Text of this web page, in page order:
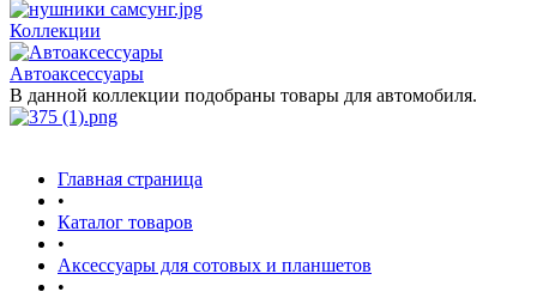
Коллекции
Автоаксессуары
В данной коллекции подобраны товары для автомобиля.
Главная страница
•
Каталог товаров
•
Аксессуары для сотовых и планшетов
•